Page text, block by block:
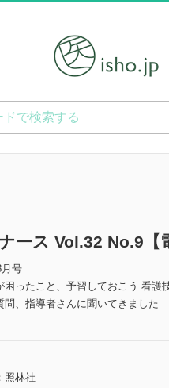
ース Vol.32 No.9【
号
ったこと、予習しておこう 看護
、指導者さんに聞いてきました
照林社